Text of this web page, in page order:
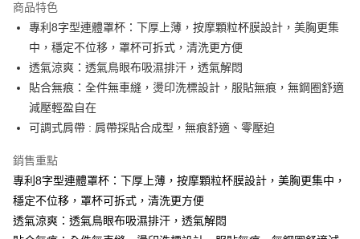
Apple Pay
街口支付
悠遊付
AFTEE先享後付
相關說明
AFTEE先享後付是「在收到商品之後才付款」的支付方式。 讓您購物簡單
便利好安心！
１．簡單：不需註冊會員、不需綁卡、不需儲值。
２．便利：只要手機號碼，簡訊認證，即可結帳。
３．安心：先確認商品／服務後，再付款。
ATM付款
運送方式
全家取貨付款
商品特色
專利8字型連體罩杯：下厚上薄，按摩顆粒杯膜設計，美胸更集
中，穩定不位移，罩杯可拆式，清洗更方便
透氣涼爽：透氣鳥眼布吸濕排汗，透氣解悶
貼合無痕：全件無車縫，燙印洗標設計，服貼無痕，無鋼圈舒適
減壓輕盈自在
可調式肩帶 : 肩帶採貼合成型，無痕舒適、零壓迫
銷售重點
專利8字型連體罩杯：下厚上薄，按摩顆粒杯膜設計，美胸更集中，
穩定不位移，罩杯可拆式，清洗更方便
透氣涼爽：透氣鳥眼布吸濕排汗，透氣解悶